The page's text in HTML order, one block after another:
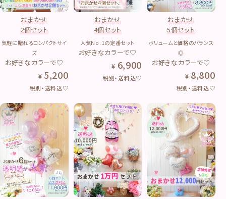
おまかせ
2個セット
気軽に贈れるコンパクトサイ
ズ
お好きなカラーで♡
5,200
税別・送料込♡
おまかせ
4個セット
人気No.1の定番セット
お好きなカラーで♡
6,900
税別・送料込♡
おまかせ
5個セット
ボリュームと価格のバランス
◎
お好きなカラーで♡
8,800
税別・送料込♡